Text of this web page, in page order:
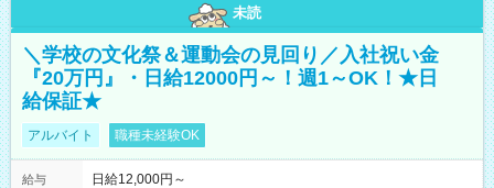
未読
＼学校の文化祭＆運動会の見回り／入社祝い金
『20万円』・日給12000円～！週1～OK！★日
給保証★
アルバイト 職種未経験OK
給与
日給12,000円～